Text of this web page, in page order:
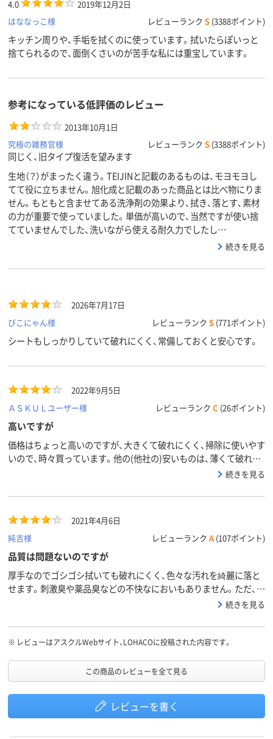
4.0
2019年12月2日
はななっこ様
レビューランク S (3388ポイント)
キッチン周りや、手垢を拭くのに使っています。拭いたらぽいっと
捨てられるので、面倒くさいのが苦手な私には重宝しています。
参考になっている低評価のレビュー
2013年10月1日
究極の雑務官様
レビューランク S (3388ポイント)
同じく、旧タイプ復活を望みます
生地（？）がまったく違う。TEIJINと記載のあるものは、モヨモヨし
てて役に立ちません。旭化成と記載のあった商品とは比べ物にりま
せん。もともと含ませてある洗浄剤の効果より、拭き、落とす、素材
の力が重要で使っていました。単価が高いので、当然ですが使い捨
てていませんでした、洗いながら使える耐久力でしたし…
続きを見る
2026年7月17日
びこにゃん様
レビューランク S (771ポイント)
シートもしっかりしていて破れにくく、常備しておくと安心です。
2022年9月5日
ＡＳＫＵＬユーザー様
レビューランク C (26ポイント)
高いですが
価格はちょっと高いのですが、大きくて破れにくく、掃除に使いやす
いので、時々買っています。他の(他社の)安いものは、薄くて破れや
すく、結局たくさん使わないといけなかったりするので、そういうも
続きを見る
2021年4月6日
純吉様
レビューランク A (107ポイント)
品質は問題ないのですが
厚手なのでゴシゴシ拭いても破れにくく、色々な汚れを綺麗に落と
せます。刺激臭や薬品臭などの不快なにおいもありません。ただ、職
場の大掃除で使用するとあっという間に1パックがなくなり、価格の
してほしいです。
続きを見る
※ レビューはアスクルWebサイト、LOHACOに投稿された内容です。
この商品のレビューを全て見る
レビューを書く